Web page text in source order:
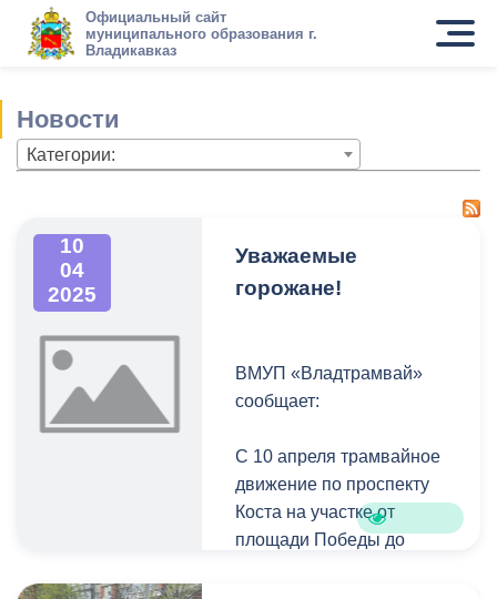
Официальный сайт
муниципального образования г.
Владикавказ
Новости
Категории:
10
04
2025
Уважаемые
горожане!
ВМУП «Владтрамвай»
сообщает:
С 10 апреля трамвайное
движение по проспекту
Коста на участке от
площади Победы до